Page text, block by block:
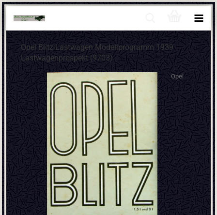
Opel Blitz Lastwagen Modellprogramm 1939
Lastwagenprospekt (9703)
Opel